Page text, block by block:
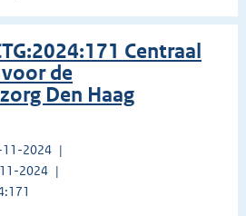
Centraal
de
Den Haag
11-2024
2024